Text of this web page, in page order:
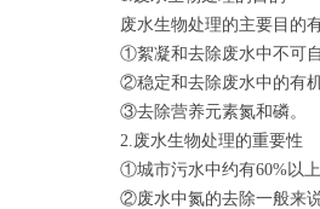
废水生物处理的主要目的
①絮凝和去除废水中不可
②稳定和去除废水中的有
③去除营养元素氮和磷。
2.废水生物处理的重要性
①城市污水中约有60%以
②废水中氮的去除一般来